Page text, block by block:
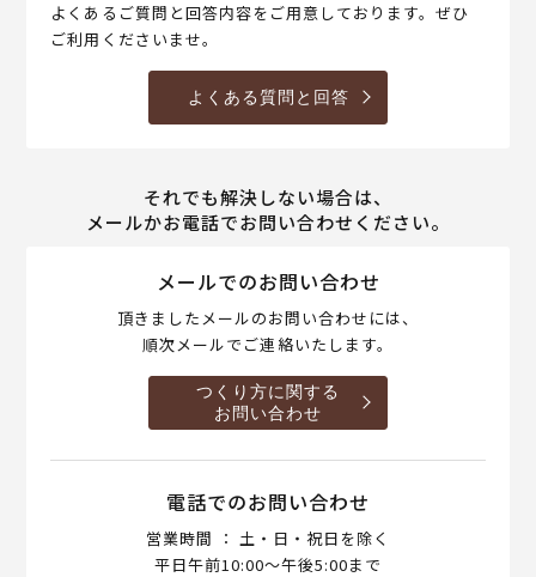
よくあるご質問と回答内容をご用意しております。ぜひ
ご利用くださいませ。
よくある質問と回答
それでも解決しない場合は、
メールかお電話でお問い合わせください。
メールでのお問い合わせ
頂きましたメールのお問い合わせには、
順次メールでご連絡いたします。
つくり方に関する
お問い合わせ
電話でのお問い合わせ
営業時間 ： 土・日・祝日を除く
平日午前10:00～午後5:00まで